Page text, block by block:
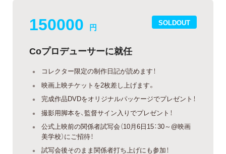
SOLDOUT
150000 円
Coプロデューサーに就任
コレクター限定の制作日記が読めます！
映画上映チケットを2枚差し上げます。
完成作品DVDをオリジナルパッケージでプレゼント！
撮影用脚本を、監督サイン入りでプレゼント！
公式上映前の関係者試写会（10月6日15：30～@映画
美学校）にご招待！
試写会後そのまま関係者打ち上げにも参加！